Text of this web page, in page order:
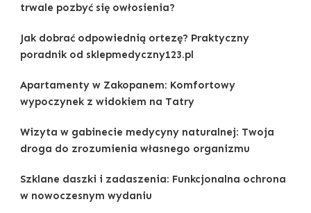
trwale pozbyć się owłosienia?
Jak dobrać odpowiednią ortezę? Praktyczny
poradnik od sklepmedyczny123.pl
Apartamenty w Zakopanem: Komfortowy
wypoczynek z widokiem na Tatry
Wizyta w gabinecie medycyny naturalnej: Twoja
droga do zrozumienia własnego organizmu
Szklane daszki i zadaszenia: Funkcjonalna ochrona
w nowoczesnym wydaniu